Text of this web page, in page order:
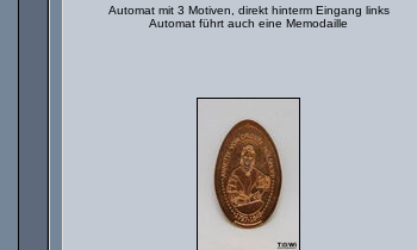
Automat mit 3 Motiven, direkt hinterm Eingang links
Automat führt auch eine Memodaille